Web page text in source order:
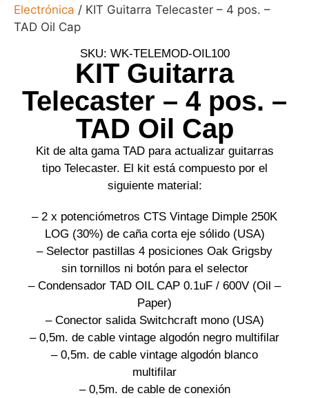
Electrónica / KIT Guitarra Telecaster – 4 pos. –
TAD Oil Cap
SKU: WK-TELEMOD-OIL100
KIT Guitarra
Telecaster – 4 pos. –
TAD Oil Cap
Kit de alta gama TAD para actualizar guitarras
tipo Telecaster. El kit está compuesto por el
siguiente material:
– 2 x potenciómetros CTS Vintage Dimple 250K
LOG (30%) de caña corta eje sólido (USA)
– Selector pastillas 4 posiciones Oak Grigsby
sin tornillos ni botón para el selector
– Condensador TAD OIL CAP 0.1uF / 600V (Oil –
Paper)
– Conector salida Switchcraft mono (USA)
– 0,5m. de cable vintage algodón negro multifilar
– 0,5m. de cable vintage algodón blanco
multifilar
– 0,5m. de cable de conexión